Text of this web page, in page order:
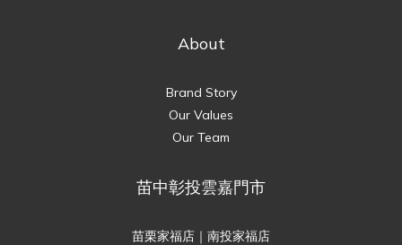
About
Brand Story
Our Values
Our Team
苗中彰投雲嘉門市
苗栗家福店｜南投家福店